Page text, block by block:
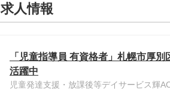
求人情報
「児童指導員 有資格者」札幌市厚
活躍中
児童発達支援・放課後等デイサービス輝